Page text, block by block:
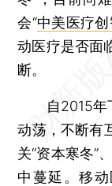
会“中美医疗
动医疗是否面
断。
自2015年下
动荡，不断有
关“资本寒冬”
中蔓延。移